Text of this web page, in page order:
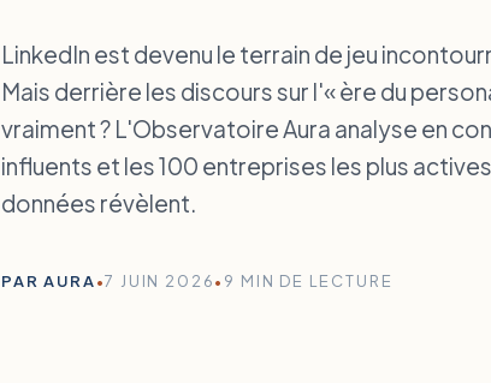
LinkedIn est devenu le terrain de jeu
Mais derrière les discours sur l'« ère du
vraiment ? L'Observatoire Aura analyse en
influents et les 100 entreprises les plus
données révèlent.
PAR AURA•7 JUIN 2026• 9 MIN DE LECTURE